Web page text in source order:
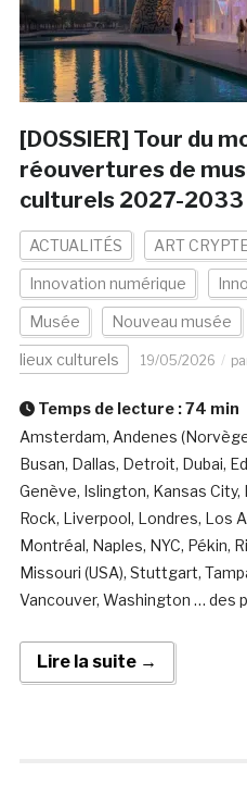
[DOSSIER] Tour du
réouvertures de
culturels 2027-
ACTUALITÉS ART
Innovation numérique
Musée Nouveau musée
lieux culturels 19/05/2026
Temps de lecture :74 min
Amsterdam, Andenes
Busan, Dallas, Detroit, Dubai,
Genève, Islington, Kansas
Rock, Liverpool, Londres, Los
Montréal, Naples, NYC, Pékin,
Missouri (USA), Stuttgart,
Vancouver, Washington … des
Lire la suite →